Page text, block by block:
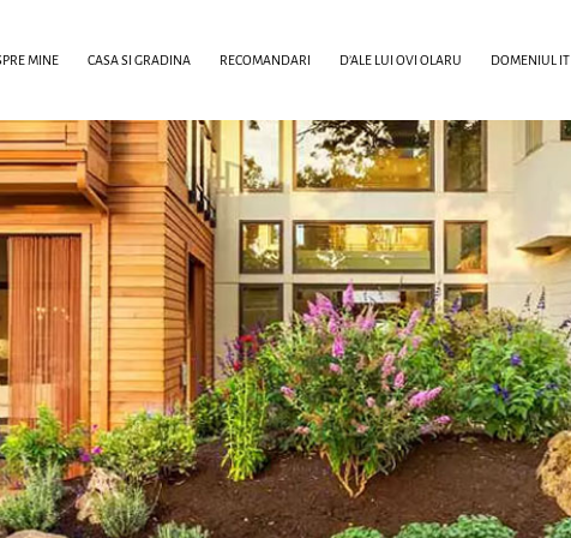
MINE CASA SI GRADINA RECOMANDARI D’ALE LUI OVI OLARU DOMENIUL IT